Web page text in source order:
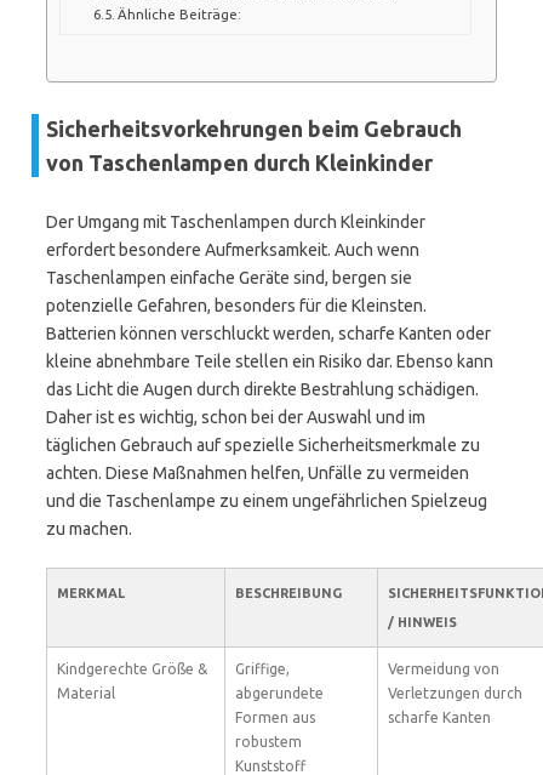
Ähnliche Beiträge:
Sicherheitsvorkehrungen beim Gebrauch
von Taschenlampen durch Kleinkinder
Der Umgang mit Taschenlampen durch Kleinkinder
erfordert besondere Aufmerksamkeit. Auch wenn
Taschenlampen einfache Geräte sind, bergen sie
potenzielle Gefahren, besonders für die Kleinsten.
Batterien können verschluckt werden, scharfe Kanten oder
kleine abnehmbare Teile stellen ein Risiko dar. Ebenso kann
das Licht die Augen durch direkte Bestrahlung schädigen.
Daher ist es wichtig, schon bei der Auswahl und im
täglichen Gebrauch auf spezielle Sicherheitsmerkmale zu
achten. Diese Maßnahmen helfen, Unfälle zu vermeiden
und die Taschenlampe zu einem ungefährlichen Spielzeug
zu machen.
MERKMAL BESCHREIBUNG
/ HINWEIS
Kindgerechte Größe &
Material
Griffige,
abgerundete
Formen aus
robustem
Kunststoff
Vermeidung von
Verletzungen durch
scharfe Kanten